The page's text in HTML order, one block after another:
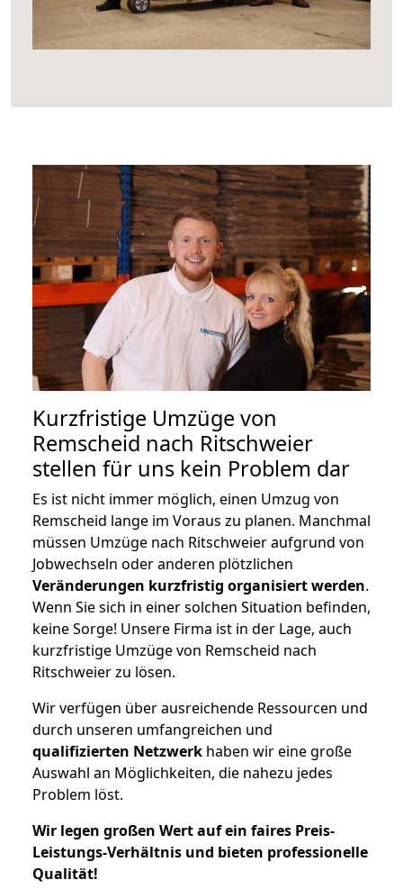
Kurzfristige Umzüge von
Remscheid nach Ritschweier
stellen für uns kein Problem dar
Es ist nicht immer möglich, einen Umzug von
Remscheid lange im Voraus zu planen. Manchmal
müssen Umzüge nach Ritschweier aufgrund von
Jobwechseln oder anderen plötzlichen
Veränderungen kurzfristig organisiert werden.
Wenn Sie sich in einer solchen Situation befinden,
keine Sorge! Unsere Firma ist in der Lage, auch
kurzfristige Umzüge von Remscheid nach
Ritschweier zu lösen.
Wir verfügen über ausreichende Ressourcen und
durch unseren umfangreichen und
qualifizierten Netzwerk haben wir eine große
Auswahl an Möglichkeiten, die nahezu jedes
Problem löst.
Wir legen großen Wert auf ein faires Preis-
Leistungs-Verhältnis und bieten professionelle
Qualität!